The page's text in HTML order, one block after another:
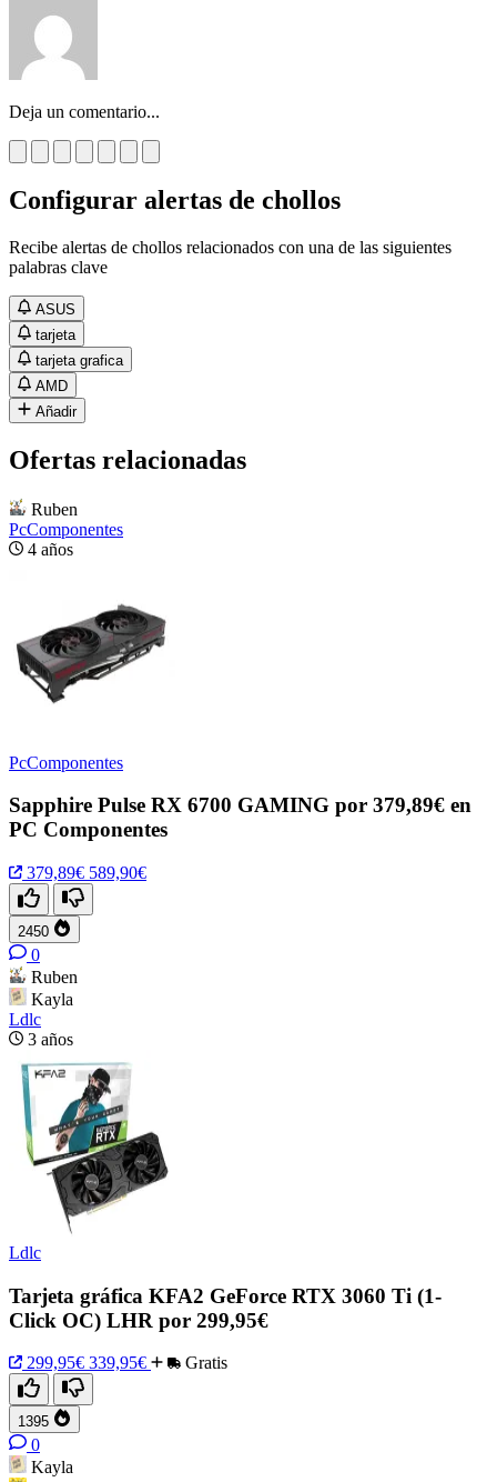
Deja un comentario...
Configurar alertas de chollos
Recibe alertas de chollos relacionados con una de las siguientes
palabras clave
ASUS
tarjeta
tarjeta grafica
AMD
Añadir
Ofertas relacionadas
Ruben
PcComponentes
4 años
PcComponentes
Sapphire Pulse RX 6700 GAMING por 379,89€ en
PC Componentes
379,89€ 589,90€
2450
0
Ruben
Kayla
Ldlc
3 años
Ldlc
Tarjeta gráfica KFA2 GeForce RTX 3060 Ti (1-
Click OC) LHR por 299,95€
299,95€ 339,95€ Gratis
1395
0
Kayla